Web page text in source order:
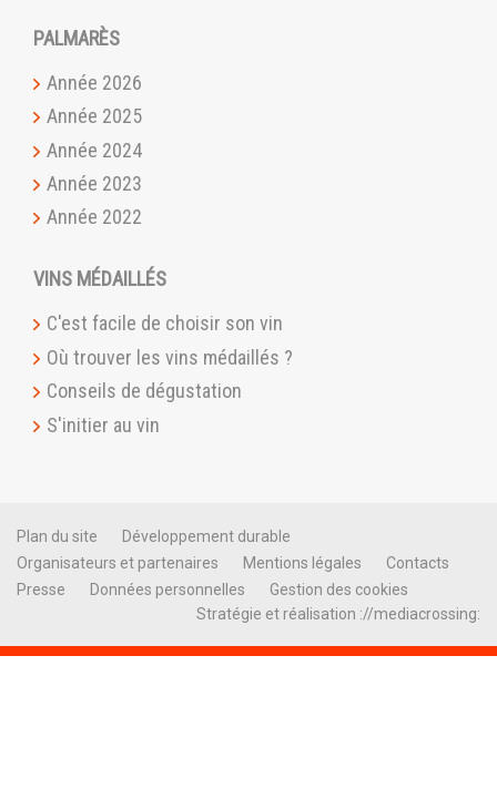
PALMARÈS
Année 2026
Année 2025
Année 2024
Année 2023
Année 2022
VINS MÉDAILLÉS
C'est facile de choisir son vin
Où trouver les vins médaillés ?
Conseils de dégustation
S'initier au vin
Plan du site
Développement durable
Organisateurs et partenaires
Mentions légales
Contacts
Presse
Données personnelles
Gestion des cookies
Stratégie et réalisation ://mediacrossing: